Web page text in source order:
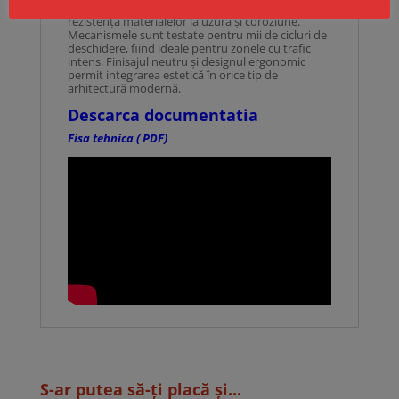
rezistența materialelor la uzură și coroziune.
Mecanismele sunt testate pentru mii de cicluri de
deschidere, fiind ideale pentru zonele cu trafic
intens. Finisajul neutru și designul ergonomic
permit integrarea estetică în orice tip de
arhitectură modernă.
Descarca documentatia
Fisa tehnica ( PDF)
S-ar putea să-ți placă și...